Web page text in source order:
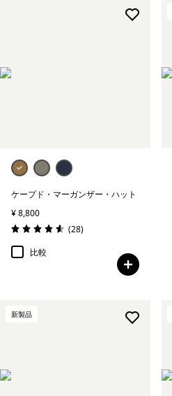
ケープド・マーガンザー・ハット
¥ 8,800
評価: 4.6 / 5
(28レビュー
)
比較
新製品